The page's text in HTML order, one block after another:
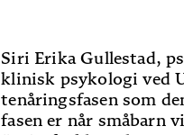
Siri Erika Gullestad,
klinisk psykologi ved
tenåringsfasen som
fasen er når småbarn